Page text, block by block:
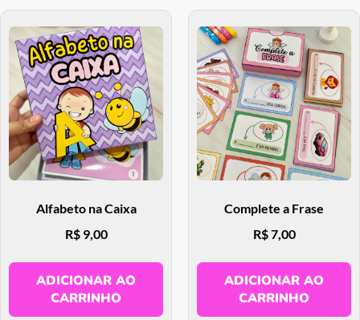
Alfabeto na Caixa
R$9,00
ADICIONAR AO
CARRINHO
Complete a Frase
R$7,00
ADICIONAR AO
CARRINHO